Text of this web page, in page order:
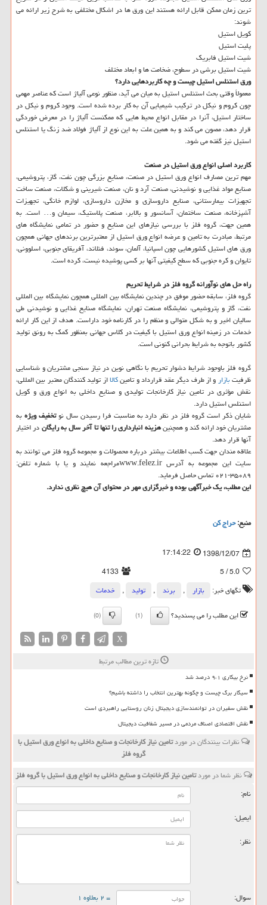
ترین زمان ممكن قابل ارائه هستند این ورق ها در اشكال مختلفی به شرح زیر ارائه می
شوند:
كویل استیل
پلیت استیل
شیت استیل فابریك
شیت استیل برشی در سطوح، ضخامت ها و ابعاد مختلف
ورق استنلس استیل چیست و چه كاربردهایی دارد؟
معمولاً وقتی بحث استنلس استیل به میان می آید، منظور نوعی آلیاژ است كه عناصر مهمی
چون كروم و نیكل در تركیب شیمیایی آن به كار برده شده است. وجود كروم و نیكل در
ساختار استیل، آنرا در مقابل انواع محیط هایی كه ممكنست آلیاژ را در معرض خوردگی
قرار دهد، مصون می كند و به همین علت به این نوع از آلیاژ فولاد ضد زنگ یا استنلس
استیل نیز گفته می شود.
كاربرد اصلی انواع ورق استیل در صنعت
مهم ترین مصارف انواع ورق استیل در صنعت، صنایع بزرگی چون نفت، گاز، پتروشیمی،
صنایع مواد غذایی و نوشیدنی، صنعت آرد و نان، صنعت شیرینی و شكلات، صنعت ساخت
تجهیزات بیمارستانی، صنایع داروسازی و مخازن داروسازی، لوازم خانگی، تجهیزات
آشپزخانه، صنعت ساختمان، آسانسور و بالابر، صنعت پلاستیك، سیمان و… است. به
همین جهت، گروه فلز با بررسی نیازهای این صنایع و حضور در تمامی نمایشگاه های
مرتبط، مبادرت به تامین و عرضه انواع ورق استیل از معتبرترین برندهای جهانی همچون
ورق های استیل كشورهایی چون اسپانیا، آلمان، سوئد، فنلاند، آفریقای جنوبی، اسلوونی،
تایوان و كره جنوبی كه سطح كیفیتی آنها بر كسی پوشیده نیست، كرده است.
راه حل های نوآورانه گروه فلز در شرایط تحریم
گروه فلز، سابقه حضور موفق در چندین نمایشگاه بین المللی همچون نمایشگاه بین المللی
نفت، گاز و پتروشیمی، نمایشگاه صنعت تهران، نمایشگاه صنایع غذایی و نوشیدنی طی
سالیان اخیر و به شكل متوالی و منظم را در كارنامه خود داراست. هدف از این كار ارائه
خدمات در زمینه انواع ورق استیل با كیفیت در كلاس جهانی بمنظور كمك به رونق تولید
كشور باتوجه به شرایط بحرانی كنونی است.
گروه فلز باوجود شرایط دشوار تحریم با نگاهی نوین در نیاز سنجی مشتریان و شناسایی
ظرفیتبازارو از طرف دیگر عقد قرارداد و تامینكالااز تولید كنندگان معتبر بین المللی،
نقش مؤثری در تامین نیاز كارخانجات تولیدی و صنایع داخلی به انواع ورق و كویل
استنلس استیل دارد.
شایان ذكر است گروه فلز در نظر دارد به مناسبت فرا رسیدن سال نوتخفیف ویژهبه
مشتریان خود ارائه كند و همچنینهزینه انبارداری را تنها تا آخر سال به رایگاندر اختیار
آنها قرار دهد.
علاقه مندان جهت كسب اطلاعات بیشتر درباره محصولات و مجموعه گروه فلز می توانند به
سایت این مجموعه به آدرس www.felez.irمراجعه نمایند و یا با شماره تلفن:
۳۵۰۸۹-۰۲۱ تماس حاصل فرماید.
این مطلب، یك خبرآگهی بوده و خبرگزاری مهر در محتوای آن هیچ نظری ندارد.
منبع:حراج كن
1398/12/07
17:14:22
5.0
/ 5
4133
تگهای خبر:
بازار , برند , تولید ,
خدمات
این مطلب را می پسندید؟
(1)
(0)
X
تازه ترین مطالب مرتبط
نرخ بیکاری ۹،۱ درصد شد
سیگار برگ چیست و چگونه بهترین انتخاب را داشته باشیم؟
نقش سفیران در توانمندسازی دیجیتال زنان روستایی راهبردی است
نقش اقتصادی اصناف مردمی در مسیر شفافیت دیجیتال
نظرات بینندگان در موردتامین نیاز كارخانجات و صنایع داخلی به انواع ورق استیل با
گروه فلز
نظر شما در موردتامین نیاز كارخانجات و صنایع داخلی به انواع ورق استیل با گروه فلز
نام:
ایمیل:
نظر:
سوال: = ۲ بعلاوه ۱